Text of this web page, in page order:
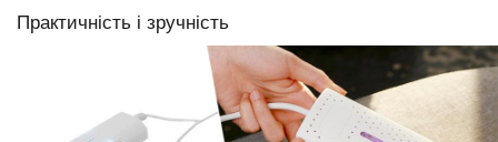
Практичність і зручність